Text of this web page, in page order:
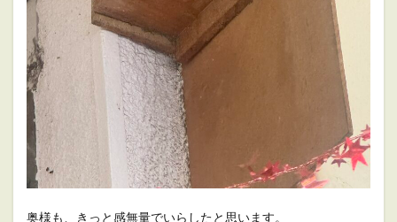
奥様も、きっと感無量でいらしたと思います。